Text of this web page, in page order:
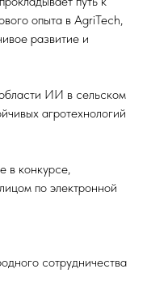
опыта в AgriTech,
развитие и
ИИ в сельском
агротехнологий
в конкурсе,
по электронной
сотрудничества